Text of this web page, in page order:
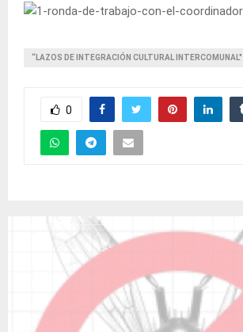
“LAZOS DE INTEGRACIÓN CULTURAL INTERCOMUNAL"
0